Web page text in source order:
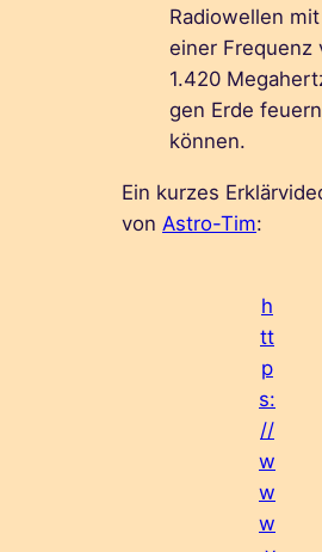
Radiowellen mit
einer Frequenz
1.420
gen Erde feuern
können.
Ein kurzes
vonAstro-Tim:
h
tt
p
s:
//
w
w
w